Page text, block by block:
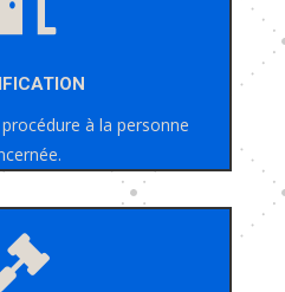
procédure à la personne